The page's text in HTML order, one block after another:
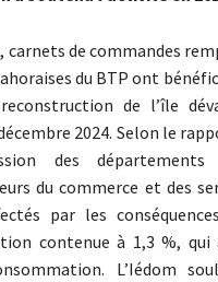
de commandes
du BTP ont
de l’île
2024. Selon le
des départements
du commerce et des
par les
contenue à 1,3 %, qui
L’Iédom